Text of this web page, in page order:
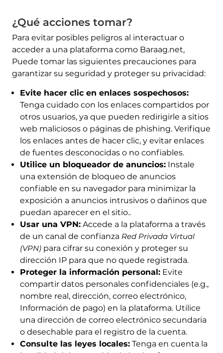
¿Qué acciones tomar?
Para evitar posibles peligros al interactuar o
acceder a una plataforma como Baraag.net,
Puede tomar las siguientes precauciones para
garantizar su seguridad y proteger su privacidad:
Evite hacer clic en enlaces sospechosos:
Tenga cuidado con los enlaces compartidos por
otros usuarios, ya que pueden redirigirle a sitios
web maliciosos o páginas de phishing. Verifique
los enlaces antes de hacer clic, y evitar enlaces
de fuentes desconocidas o no confiables.
Utilice un bloqueador de anuncios:Instale
una extensión de bloqueo de anuncios
confiable en su navegador para minimizar la
exposición a anuncios intrusivos o dañinos que
puedan aparecer en el sitio..
Usar una VPN:Accede a la plataforma a través
de un canal de confianza Red Privada Virtual
(VPN)para cifrar su conexión y proteger su
dirección IP para que no quede registrada.
Proteger la información personal:Evite
compartir datos personales confidenciales (e.g.,
nombre real, dirección, correo electrónico,
Información de pago) en la plataforma. Utilice
una dirección de correo electrónico secundaria
o desechable para el registro de la cuenta.
Consulte las leyes locales:Tenga en cuenta la